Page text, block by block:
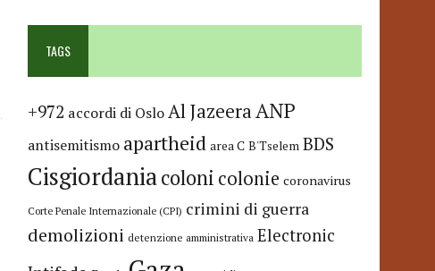
TAGS
+972 accordi di OsloAl JazeeraANP
antisemitismo apartheid area C B'Tselem BDS
Cisgiordaniacoloni colonie coronavirus
Corte Penale Internazionale (CPI) crimini di guerra
demolizioni detenzione amministrativa Electronic